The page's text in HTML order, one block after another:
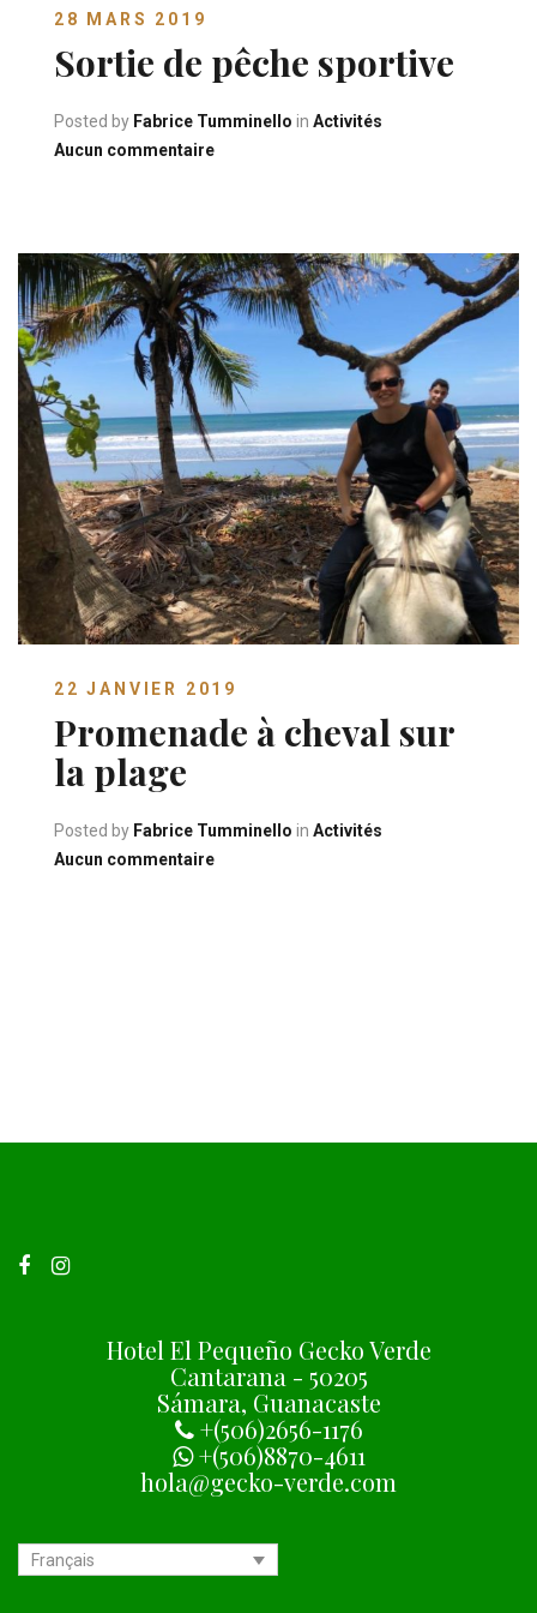
28 MARS 2019
Sortie de pêche sportive
Posted by Fabrice Tumminello in Activités
Aucun commentairesur Sortie de pêche sportive
22 JANVIER 2019
Promenade à cheval sur
la plage
Posted by Fabrice Tumminello in Activités
Aucun commentairesur Promenade à cheval sur la plage
Hotel El Pequeño Gecko Verde
Cantarana - 50205
Sámara, Guanacaste
+(506)2656-1176
+(506)8870-4611
hola@gecko-verde.com
Français